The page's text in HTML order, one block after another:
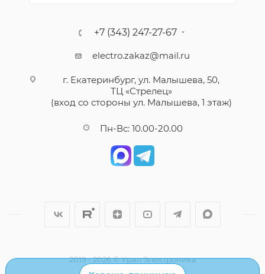
+7 (343) 247-27-67
electro.zakaz@mail.ru
г. Екатеринбург, ул. Малышева, 50,
ТЦ «Стрелец»
(вход со стороны ул. Малышева, 1 этаж)
Пн-Вс: 10.00-20.00
2019 - 2026 © Урал Электроника